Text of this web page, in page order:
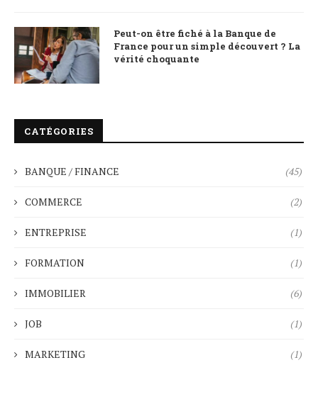
Peut-on être fiché à la Banque de
France pour un simple découvert ? La
vérité choquante
CATÉGORIES
BANQUE / FINANCE (45)
COMMERCE (2)
ENTREPRISE (1)
FORMATION (1)
IMMOBILIER (6)
JOB (1)
MARKETING (1)